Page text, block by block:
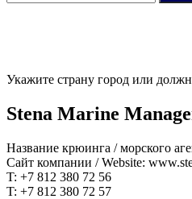
Укажите страну город или
Stena Marine
Название крюинга / морского
Сайт компании / Website:
T: +7 812 380 72 56
T: +7 812 380 72 57